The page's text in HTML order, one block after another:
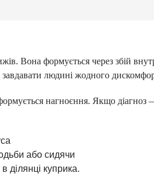
Вона формується через збій
завдавати людині жодного
нагноєння. Якщо діагноз —
або сидячи
ділянці куприка.